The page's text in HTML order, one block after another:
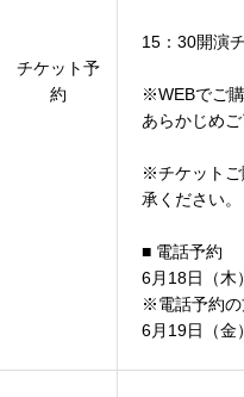
チケット予
約
15：30開演
※WEBでご
あらかじめご
※チケットご
承ください。
■ 電話予約
6月18日（木
※電話予約の
6月19日（金